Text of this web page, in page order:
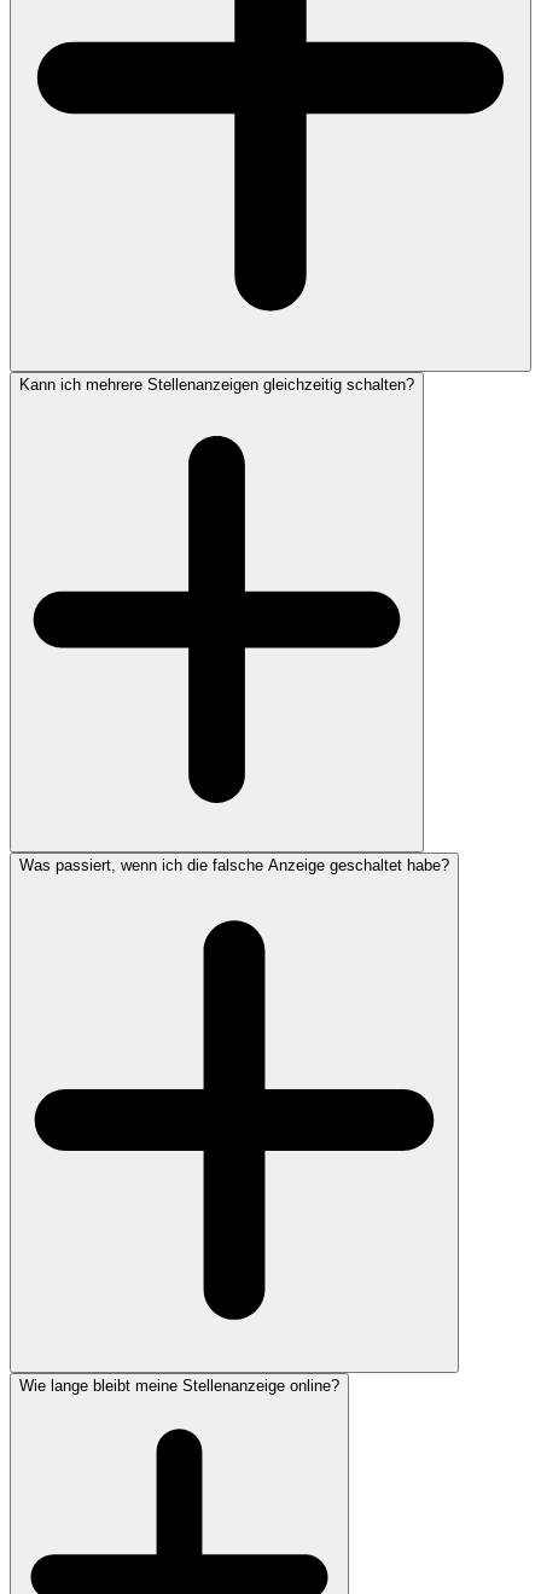
Kann ich mehrere Stellenanzeigen gleichzeitig schalten?
Was passiert, wenn ich die falsche Anzeige geschaltet habe?
Wie lange bleibt meine Stellenanzeige online?